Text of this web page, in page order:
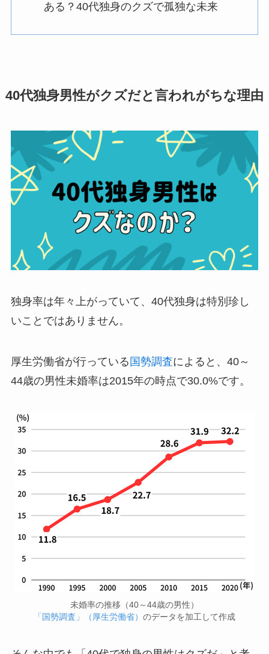
ある？40代独身のクズで孤独な未来
40代独身男性がクズだと言われがちな理由
独身率は年々上がっていて、40代独身は特別珍し
いことではありません。
厚生労働省が行っている 国勢調査によると、40～
44歳の男性未婚率は2015年の時点で30.0%です。
未婚率の推移（40～44歳の男性）
「国勢調査」（厚生労働省） のデータを加工して作成